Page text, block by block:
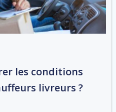
les conditions
livreurs ?